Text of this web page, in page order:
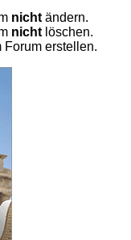
nicht ändern.
nicht löschen.
Forum erstellen.